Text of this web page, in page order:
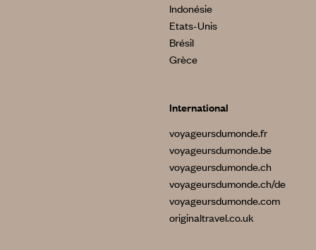
Indonésie
Etats-Unis
Brésil
Grèce
International
voyageursdumonde.fr
voyageursdumonde.be
voyageursdumonde.ch
voyageursdumonde.ch/de
voyageursdumonde.com
originaltravel.co.uk